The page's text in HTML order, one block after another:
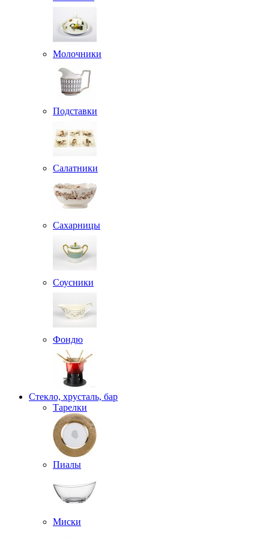
Молочники
Подставки
Салатники
Сахарницы
Соусники
Фондю
Стекло, хрусталь, бар
Тарелки
Пиалы
Миски